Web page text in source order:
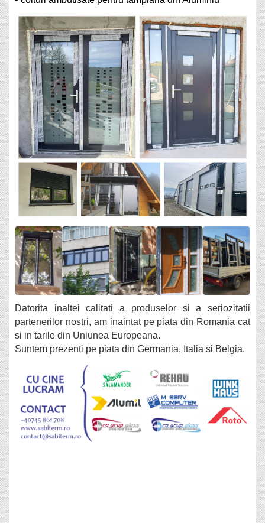
Datorita inaltei calitati a produselor si a seriozitatii
partenerilor nostri, am inaintat pe piata din Romania cat
si in tarile din Uniunea Europeana.
Suntem prezenti pe piata din Germania, Italia si Belgia.